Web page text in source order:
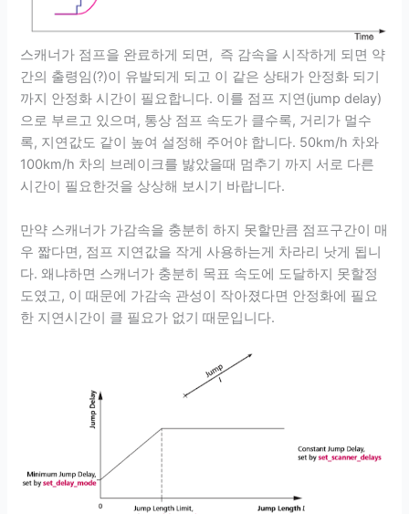
스캐너가 점프을 완료하게 되면, 즉 감속을 시작하게 되면 약
간의 출령임(?)이 유발되게 되고 이 같은 상태가 안정화 되기
까지 안정화 시간이 필요합니다. 이를 점프 지연(jump delay)
으로 부르고 있으며, 통상 점프 속도가 클수록, 거리가 멀수
록, 지연값도 같이 높여 설정해 주어야 합니다. 50km/h 차와
100km/h 차의 브레이크를 밣았을때 멈추기 까지 서로 다른
시간이 필요한것을 상상해 보시기 바랍니다.
만약 스캐너가 가감속을 충분히 하지 못할만큼 점프구간이 매
우 짧다면, 점프 지연값을 작게 사용하는게 차라리 낫게 됩니
다. 왜냐하면 스캐너가 충분히 목표 속도에 도달하지 못할정
도였고, 이 때문에 가감속 관성이 작아졌다면 안정화에 필요
한 지연시간이 클 필요가 없기 때문입니다.